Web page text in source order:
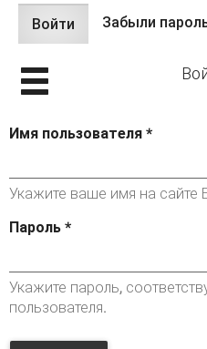
Главные
Войти (активная
вкладка)
Забыли
Имя пользователя *
Укажите ваше имя на сайте
Пароль *
Укажите пароль,
пользователя.